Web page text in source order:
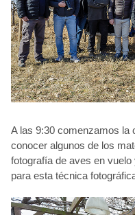
A las 9:30 comenzamos la
conocer algunos de los
fotografía de aves en
para esta técnica